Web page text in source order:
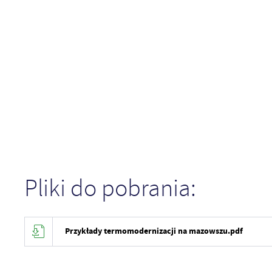
Pliki do pobrania:
Przykłady termomodernizacji na mazowszu.pdf